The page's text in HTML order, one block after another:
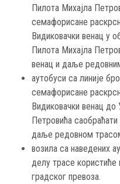
Пилота Михајла
семафорисане
Видиковачки венац у
Пилота Михајла
венац и даље
аутобуси са линије
семафорисане
Видиковачки венац
Петровића
даље редовном
возила са наведених
делу трасе користиће
градског превоза.